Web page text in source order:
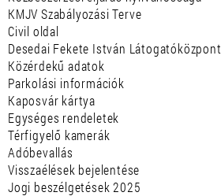
KMJV Szabályozási Terve
Civil oldal
Desedai Fekete István Látogatóközpont
Közérdekű adatok
Parkolási információk
Kaposvár kártya
Egységes rendeletek
Térfigyelő kamerák
Adóbevallás
Visszaélések bejelentése
Jogi beszélgetések 2025